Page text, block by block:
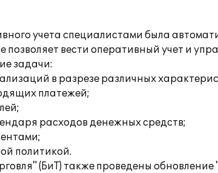
учета специалистами была
позволяет вести оперативный учет и
задачи:
в разрезе различных
платежей;
расходов денежных средств;
политикой.
(БиТ) также проведены